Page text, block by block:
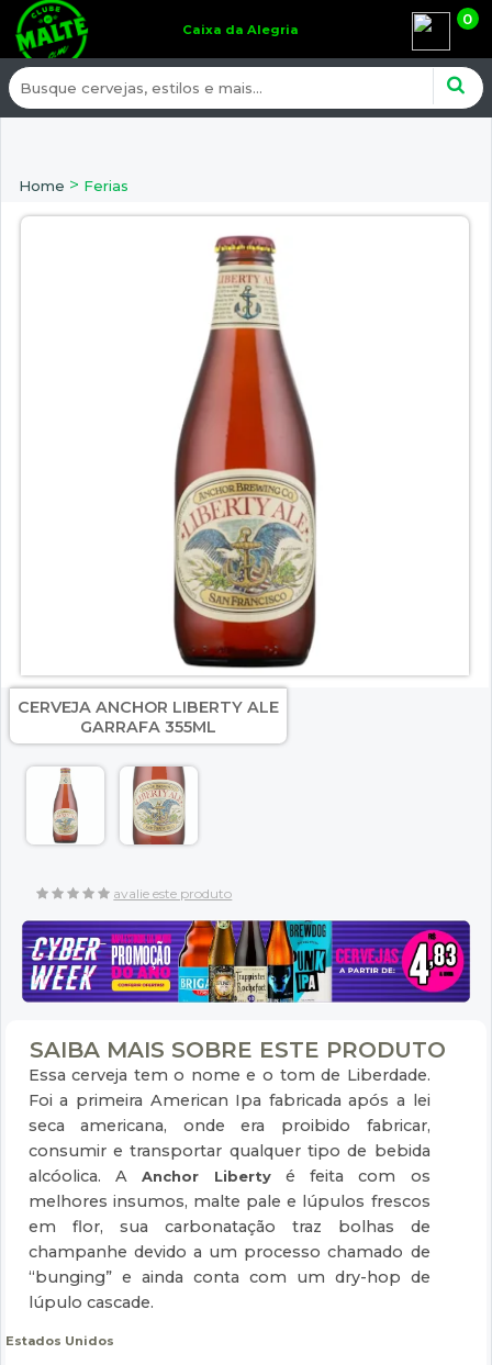
Caixa da Alegria
0
Home > Ferias
CERVEJA ANCHOR LIBERTY ALE
GARRAFA 355ML
avalie este produto
SAIBA MAIS SOBRE ESTE PRODUTO
Essa cerveja tem o nome e o tom de Liberdade.
Foi a primeira American Ipa fabricada após a lei
seca americana, onde era proibido fabricar,
consumir e transportar qualquer tipo de bebida
alcóolica. AAnchor Libertyé feita com os
melhores insumos, malte pale e lúpulos frescos
em flor, sua carbonatação traz bolhas de
champanhe devido a um processo chamado de
“bunging” e ainda conta com um dry-hop de
lúpulo cascade.
Estados Unidos